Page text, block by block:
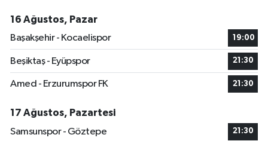
16 Ağustos, Pazar
Başakşehir - Kocaelispor
19:00
Beşiktaş - Eyüpspor 21:30
Amed - Erzurumspor FK 21:30
17 Ağustos, Pazartesi
Samsunspor - Göztepe
21:30